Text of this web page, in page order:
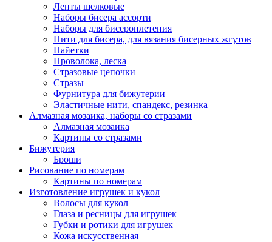
Ленты шелковые
Наборы бисера ассорти
Наборы для бисероплетения
Нити для бисера, для вязания бисерных жгутов
Пайетки
Проволока, леска
Стразовые цепочки
Стразы
Фурнитура для бижутерии
Эластичные нити, спандекс, резинка
Алмазная мозаика, наборы со стразами
Алмазная мозаика
Картины co стразами
Бижутерия
Броши
Рисование по номерам
Картины по номерам
Изготовление игрушек и кукол
Волосы для кукол
Глаза и ресницы для игрушек
Губки и ротики для игрушек
Кожа искусственная